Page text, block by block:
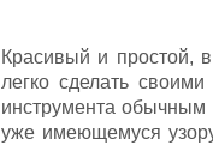
Красивый и простой,
легко сделать
инструмента
уже имеющемуся